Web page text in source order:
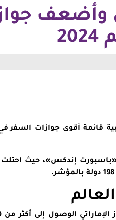
وأضعف
قائمة أقوى جوازات السفرفي
إندكس»، حيث احتلت
الإماراتي